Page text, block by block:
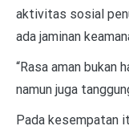
aktivitas sosial
ada jaminan
“Rasa aman bukan
namun juga
Pada kesempatan